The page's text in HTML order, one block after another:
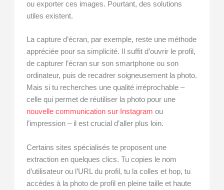
ou exporter ces images. Pourtant, des solutions
utiles existent.
La capture d’écran, par exemple, reste une méthode
appréciée pour sa simplicité. Il suffit d’ouvrir le profil,
de capturer l’écran sur son smartphone ou son
ordinateur, puis de recadrer soigneusement la photo.
Mais si tu recherches une qualité irréprochable –
celle qui permet de réutiliser la photo pour une
nouvelle communication sur Instagram ou
l’impression – il est crucial d’aller plus loin.
Certains sites spécialisés te proposent une
extraction en quelques clics. Tu copies le nom
d’utilisateur ou l’URL du profil, tu la colles et hop, tu
accèdes à la photo de profil en pleine taille et haute